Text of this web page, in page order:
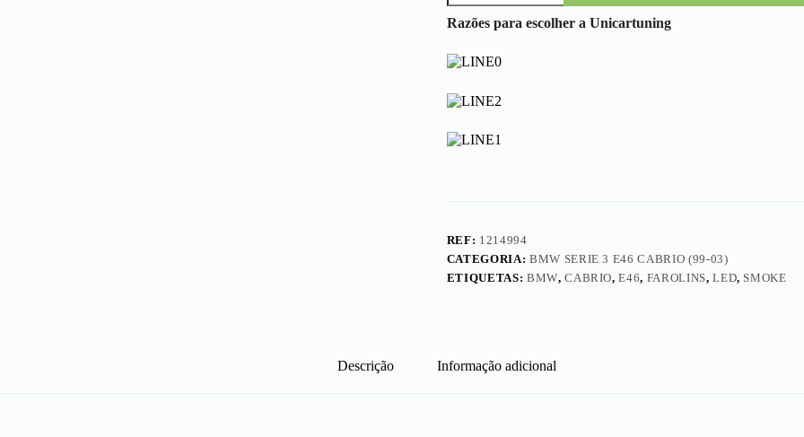
Serie
3
Cabrio
(99-
–
Cristal
Escurecidos
Razões para escolher a Unicartuning
REF: 1214994
CATEGORIA: BMW SERIE 3 E46 CABRIO (99-03)
ETIQUETAS: BMW,CABRIO,E46, FAROLINS,LED, SMOKE
Descrição Informação adicional